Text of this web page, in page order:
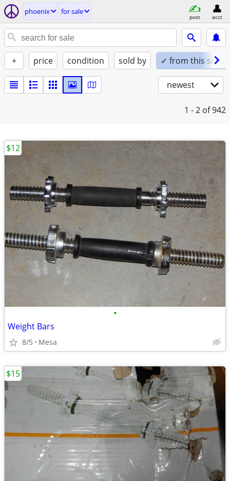
phoenix for sale
post acct
+ price condition sold by ✓ from this seller
newest
1 - 2 of 942
•
Weight Bars
8/5 Mesa
$12
$15